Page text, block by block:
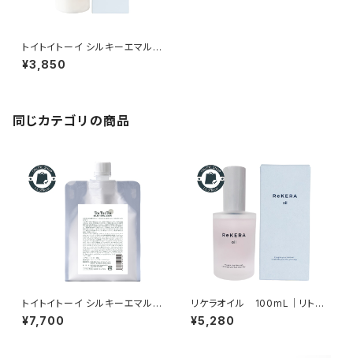
トイトイトーイ シルキーエマル
ジョン 150mL｜熱を味方にツ
ヤと指通りを整える洗い流さな
¥3,850
同じカテゴリの商品
トイトイトーイ シルキーエマル
ジョン 500g 詰め替え｜継続し
て使いたい方のお得な大容量サ
¥7,700
リケラオイル 100mL｜リトル
サイエンティスト正規品
¥5,280